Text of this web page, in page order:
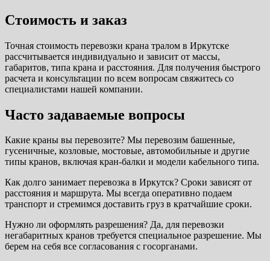
Стоимость и заказ
Точная стоимость перевозки крана тралом в Иркутске
рассчитывается индивидуально и зависит от массы,
габаритов, типа крана и расстояния. Для получения быстрого
расчета и консультации по всем вопросам свяжитесь со
специалистами нашей компании.
Часто задаваемые вопросы
Какие краны вы перевозите? Мы перевозим башенные,
гусеничные, козловые, мостовые, автомобильные и другие
типы кранов, включая кран-балки и модели кабельного типа.
Как долго занимает перевозка в Иркутск? Сроки зависят от
расстояния и маршрута. Мы всегда оперативно подаем
транспорт и стремимся доставить груз в кратчайшие сроки.
Нужно ли оформлять разрешения? Да, для перевозки
негабаритных кранов требуется специальное разрешение. Мы
берем на себя все согласования с госорганами.